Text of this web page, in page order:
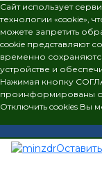
Сайт использует
технологии «cookie»,
можете запретить
cookie представляют
временно
устройстве и
Нажимая кнопку
проинформированы
Отключить cookies Вы